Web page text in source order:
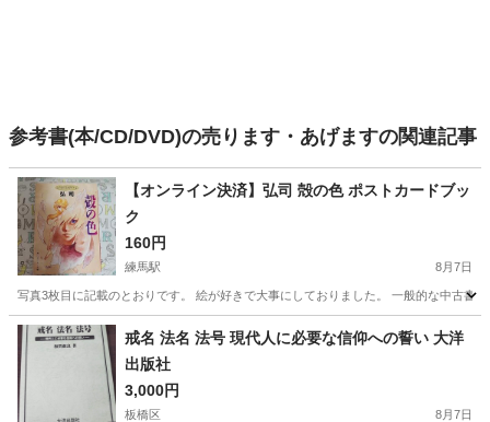
参考書(本/CD/DVD)の売ります・あげますの関連記事
【オンライン決済】弘司 殻の色 ポストカードブッ
ク
160円
練馬駅 8月7日
写真3枚目に記載のとおりです。 絵が好きで大事にしておりました。 一般的な中古書
東京 練馬区 練馬駅 マンガ、コミック、アニメ
戒名 法名 法号 現代人に必要な信仰への誓い 大洋
出版社
3,000円
板橋区 8月7日